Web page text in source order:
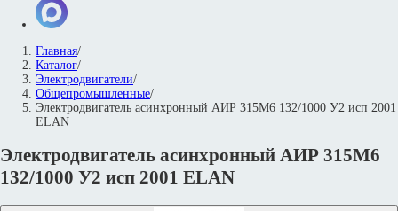
Главная/
Каталог/
Электродвигатели/
Общепромышленные/
Электродвигатель асинхронный АИР 315М6 132/1000 У2 исп 2001
ELAN
Электродвигатель асинхронный АИР 315М6
132/1000 У2 исп 2001 ELAN